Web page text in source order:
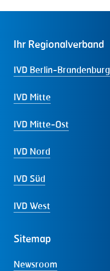
Ihr Regionalverband
IVD Berlin-Brandenburg
IVD Mitte
IVD Mitte-Ost
IVD Nord
IVD Süd
IVD West
Sitemap
Newsroom